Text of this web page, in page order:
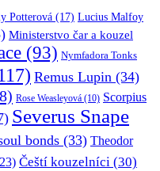
Potterová (17) Lucius Malfoy
Ministerstvo čar a kouzel
(93) Nymfadora Tonks
Remus Lupin (34)
Rose Weasleyová (10) Scorpius
Severus Snape
bonds (33) Theodor
Čeští kouzelníci (30)